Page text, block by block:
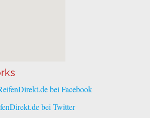
bei Facebook
bei Twitter